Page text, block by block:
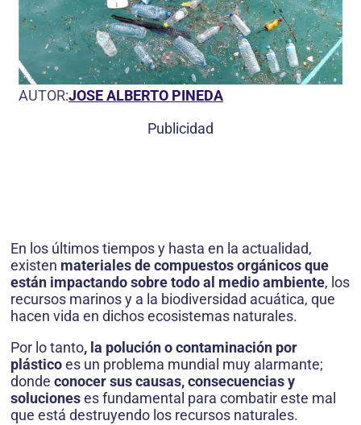
AUTOR:JOSE ALBERTO PINEDA
Publicidad
En los últimos tiempos y hasta en la actualidad,
existen materiales de compuestos orgánicos que
están impactando sobre todo al medio ambiente, los
recursos marinos y a la biodiversidad acuática, que
hacen vida en dichos ecosistemas naturales.
Por lo tanto, la polución o contaminación por
plásticoes un problema mundial muy alarmante;
donde conocer sus causas, consecuencias y
solucioneses fundamental para combatir este mal
que está destruyendo los recursos naturales.